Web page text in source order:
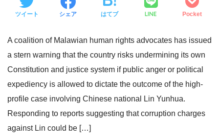
ツイート シェア はてブ LINE Pocket
A coalition of Malawian human rights advocates has issued
a stern warning that the country risks undermining its own
Constitution and justice system if public anger or political
expediency is allowed to dictate the outcome of the high-
profile case involving Chinese national Lin Yunhua.
Responding to reports suggesting that corruption charges
against Lin could be […]